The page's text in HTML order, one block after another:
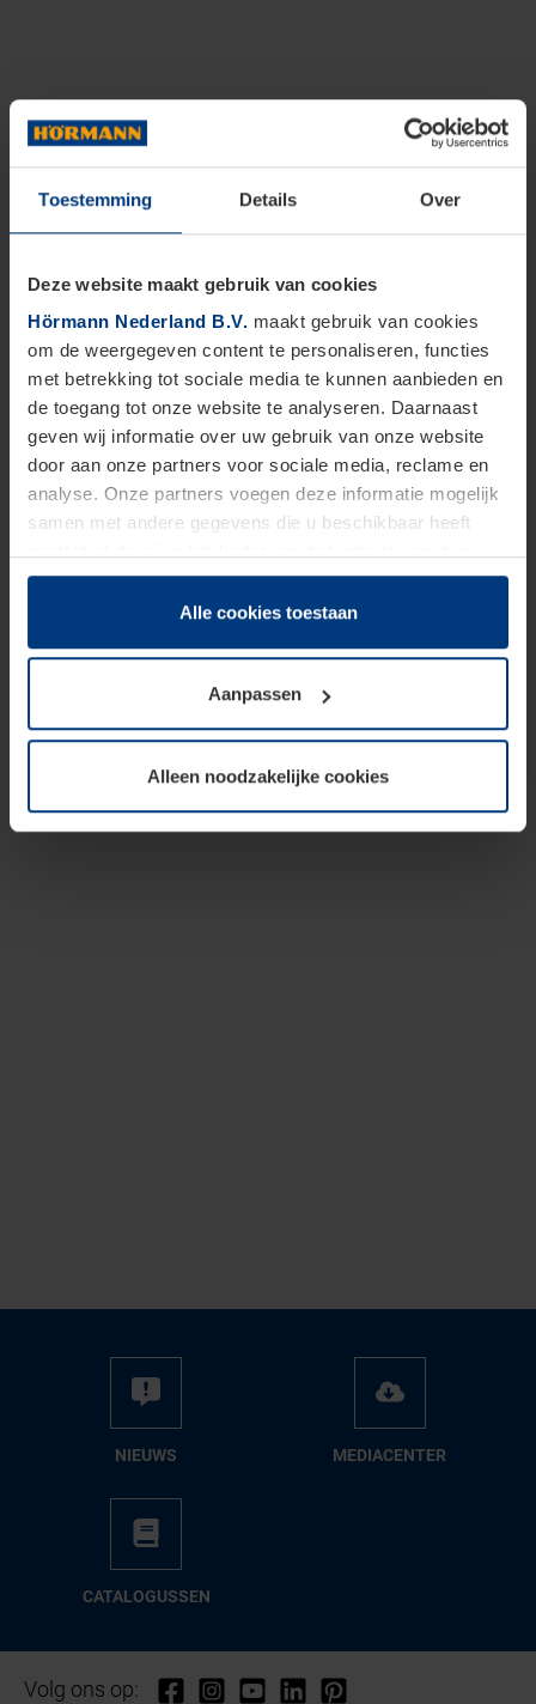
Toestemming Details Over
Deze website maakt gebruik van cookies
Hörmann Nederland B.V. maakt gebruik van cookies
om de weergegeven content te personaliseren, functies
met betrekking tot sociale media te kunnen aanbieden en
de toegang tot onze website te analyseren. Daarnaast
geven wij informatie over uw gebruik van onze website
door aan onze partners voor sociale media, reclame en
analyse. Onze partners voegen deze informatie mogelijk
samen met andere gegevens die u beschikbaar heeft
dienstverlening hebben verzameld.
Juridisch zijn wij gerechtigd om cookies op uw computer
onze pagina's absoluut noodzakelijk is. Voor alle andere
soorten cookies is uw toestemming vereist. Uw
toestemming kunt u op elk moment bij de uitleg van de
wijzigen of herroepen.
Alle cookies toestaan
Aanpassen
Alleen noodzakelijke cookies
NIEUWS ME­DIA­CEN­TER
CA­TA­LO­GUS­SEN
Volg ons op: